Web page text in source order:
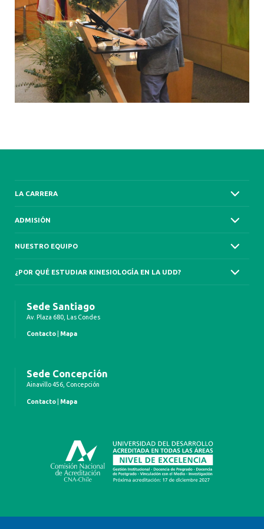
LA CARRERA
ADMISIÓN
NUESTRO EQUIPO
¿POR QUÉ ESTUDIAR KINESIOLOGÍA EN LA UDD?
Sede Santiago
Av. Plaza 680, Las Condes
Contacto Mapa
Sede Concepción
Ainavillo 456, Concepción
Contacto Mapa